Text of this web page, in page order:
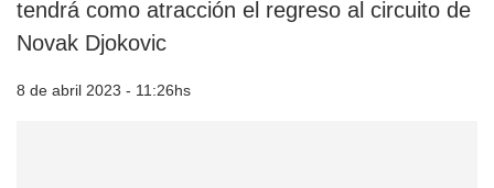
tendrá como atracción el regreso al circuito de
Novak Djokovic
8 de abril 2023 - 11:26hs